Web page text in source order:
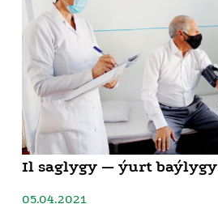
Il saglygy — ýurt baýlygy
05.04.2021